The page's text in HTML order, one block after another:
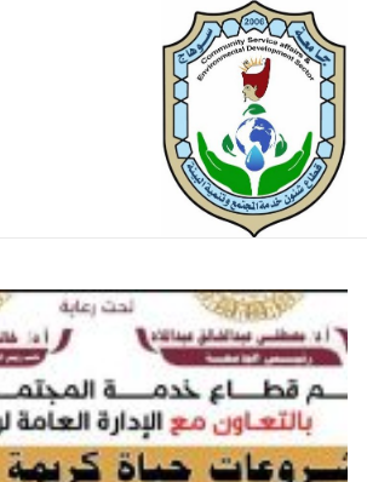
التجاوز
إلى
المحتوى